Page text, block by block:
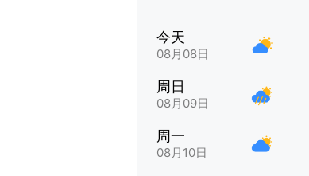
今天
08月08日
周日
08月09日
周一
08月10日